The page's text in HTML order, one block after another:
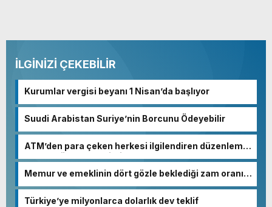
İLGİNİZİ ÇEKEBİLİR
Kurumlar vergisi beyanı 1 Nisan’da başlıyor
Suudi Arabistan Suriye’nin Borcunu Ödeyebilir
ATM’den para çeken herkesi ilgilendiren düzenleme!
Sayılar tümden değişti
Memur ve emeklinin dört gözle beklediği zam oranı
Türkiye’ye milyonlarca dolarlık dev teklif